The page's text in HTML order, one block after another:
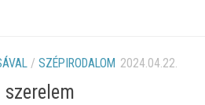
/ SZÉPIRODALOM 2024.04.22.